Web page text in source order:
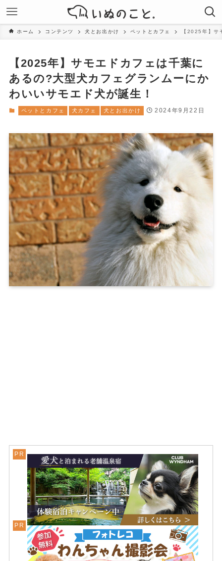
ホーム コンテンツ 犬とお出かけ ペットとカフェ 【2025年】サ
【2025年】サモエドカフェは千葉に
あるの?大型犬カフェグランムーにか
わいいサモエド犬が誕生！
ペットとカフェ 犬カフェ 犬とお出かけ 2024年9月22日